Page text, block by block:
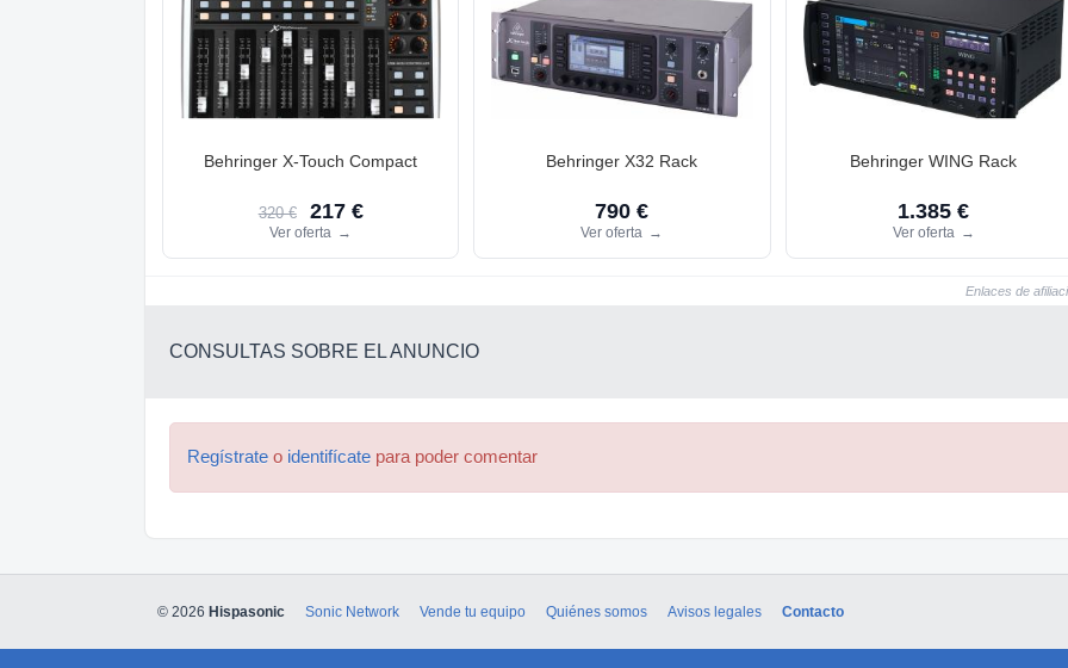
Behringer X-Touch Compact
320 € 217 €
Ver oferta →
Behringer X32 Rack
790 €
Ver oferta →
Behringer WING Rack
1.385 €
Ver oferta →
Enlaces de
CONSULTAS SOBRE EL ANUNCIO
Regístrate o identifícate para poder comentar
© 2026 Hispasonic Sonic Network Vende tu equipo Quiénes somos Avisos legales Contacto